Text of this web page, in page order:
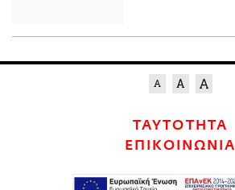
ΤΑΥΤΟΤΗΤΑ
ΕΠΙΚΟΙΝΩΝΙΑ